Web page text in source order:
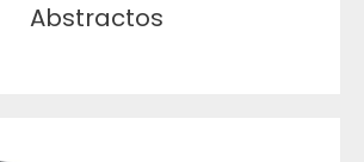
Abstractos